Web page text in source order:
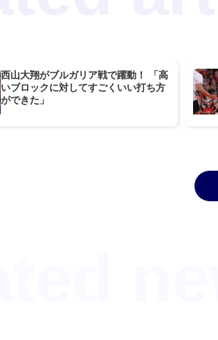
西山大翔がブルガリア戦で躍動！ 「高
いブロックに対してすごくいい打ち方
ができた」